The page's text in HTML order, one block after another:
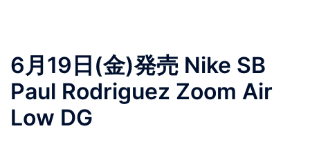
ー
6月19日(金)発売 Nike SB
Paul Rodriguez Zoom Air
Low DG